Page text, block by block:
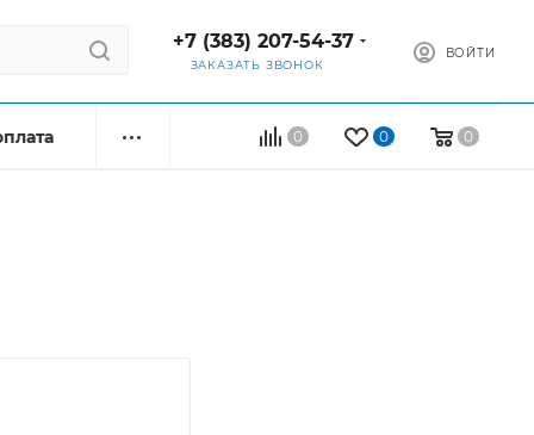
+7 (383) 207-54-37
ЗАКАЗАТЬ ЗВОНОК
ВОЙТИ
0 0 0